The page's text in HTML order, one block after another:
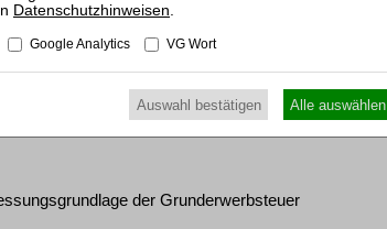
Wohnungseigentümers gegen den
der Grunderwerbsteuer
Datenschutzhinweisen
Google Analytics VG Wort
Auswahl bestätigen Alle auswählen